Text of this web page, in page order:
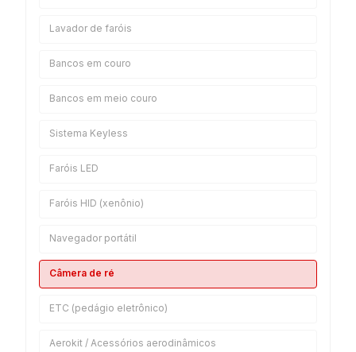
Lavador de faróis
Bancos em couro
Bancos em meio couro
Sistema Keyless
Faróis LED
Faróis HID (xenônio)
Navegador portátil
Câmera de ré
ETC (pedágio eletrônico)
Aerokit / Acessórios aerodinâmicos